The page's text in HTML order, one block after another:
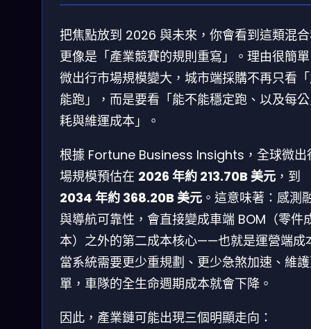
把焦點放到 2026 與未來，你會看到這類混
更像是「產業競賽的規則重寫」。理由很簡
微出行市場規模變大，城市端採購不再只看
能跑」，而是要看「能不能穩定跑、以及每
耗與維運成本」。
根據 Fortune Business Insights，全球微出
場規模預估在 2026 年約 213.70B 美元 ，到
2034 年約 368.20B 美元 。這意味著：感測
與導航可靠性，會直接變成車端 BOM（零件
本）之外的第二成本核心——也就是運營端成
當系統需要更少重規劃、更少急煞加速、維
單，車隊的全生命週期成本就會下降。
因此，產業鏈可能出現三個明顯走向：